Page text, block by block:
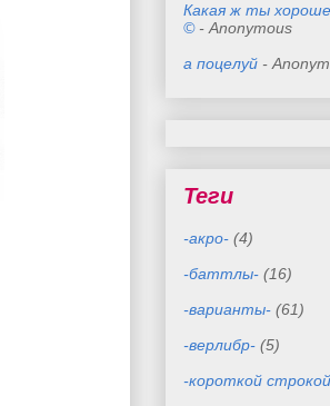
Какая ж ты
©- Anonymous
а поцелуй -
Теги
-акро- (4)
-баттлы- (16)
-варианты- (61)
-верлибр- (5)
-короткой